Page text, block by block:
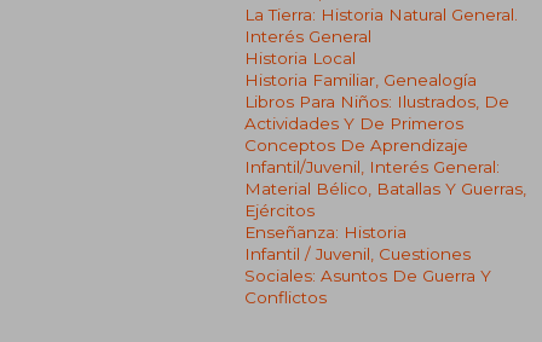
La Tierra: Historia Natural General.
Interés General
Historia Local
Historia Familiar, Genealogía
Libros Para Niños: Ilustrados, De
Actividades Y De Primeros
Conceptos De Aprendizaje
Infantil/juvenil, Interés General:
Material Bélico, Batallas Y Guerras,
Ejércitos
Enseñanza: Historia
Infantil / Juvenil, Cuestiones
Sociales: Asuntos De Guerra Y
Conflictos